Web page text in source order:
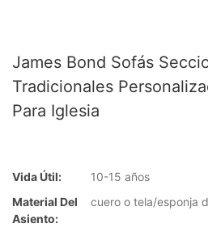
James Bond Sofás
Tradicionales
Para Iglesia
Vida Útil:
10-15 años
Material Del
Asiento:
cuero o tela/esponja